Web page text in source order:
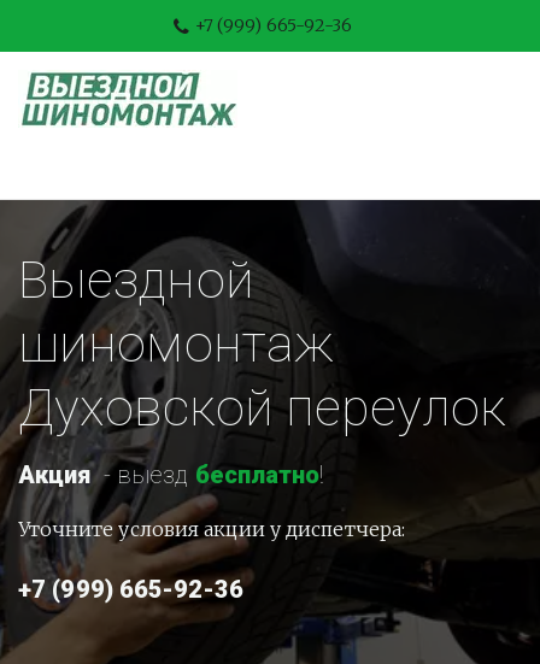
+7 (999) 665-92-36
Выездной
шиномонтаж
Духовской переулок
Акция - выезд бесплатно!
Уточните условия акции у диспетчера:
+7 (999) 665-92-36